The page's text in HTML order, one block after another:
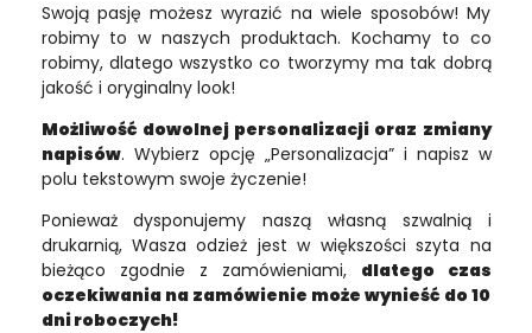
Swoją pasję możesz wyrazić na wiele sposobów! My
robimy to w naszych produktach. Kochamy to co
robimy, dlatego wszystko co tworzymy ma tak dobrą
jakość i oryginalny look!
Możliwość dowolnej personalizacji oraz zmiany
napisów. Wybierz opcję „Personalizacja” i napisz w
polu tekstowym swoje życzenie!
Ponieważ dysponujemy naszą własną szwalnią i
drukarnią, Wasza odzież jest w większości szyta na
bieżąco zgodnie z zamówieniami, dlatego czas
oczekiwania na zamówienie może wynieść do 10
dni roboczych!